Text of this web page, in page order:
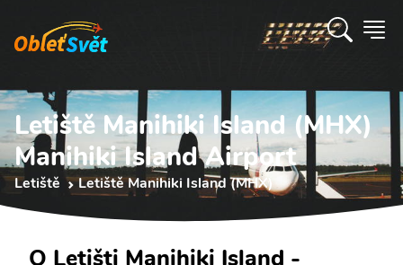
Letiště Manihiki Island (MHX)
Manihiki Island Airport
Letiště Letiště Manihiki Island (MHX)
O Letišti Manihiki Island -